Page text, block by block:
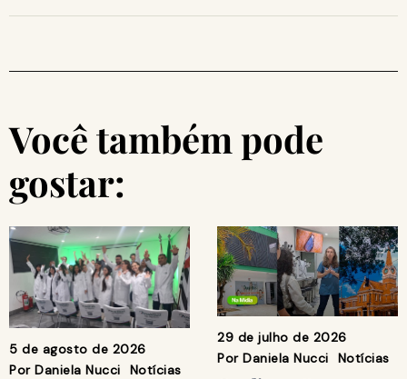
Você também pode
gostar:
5 de agosto de 2026
Por Daniela Nucci Notícias
29 de julho de 2026
Por Daniela Nucci Notícias